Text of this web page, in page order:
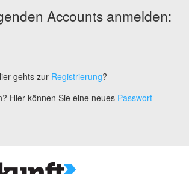
Accounts anmelden:
gehts zur Registrierung?
Hier können Sie eine neues Passwort